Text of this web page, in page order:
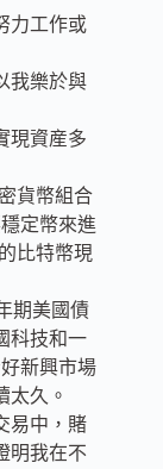
力工作或
我樂於與
現資産多
貨幣組合
定幣來進
比特幣現
期美國債
科技和一
新興市場
太久。
易中，賭
明我在不